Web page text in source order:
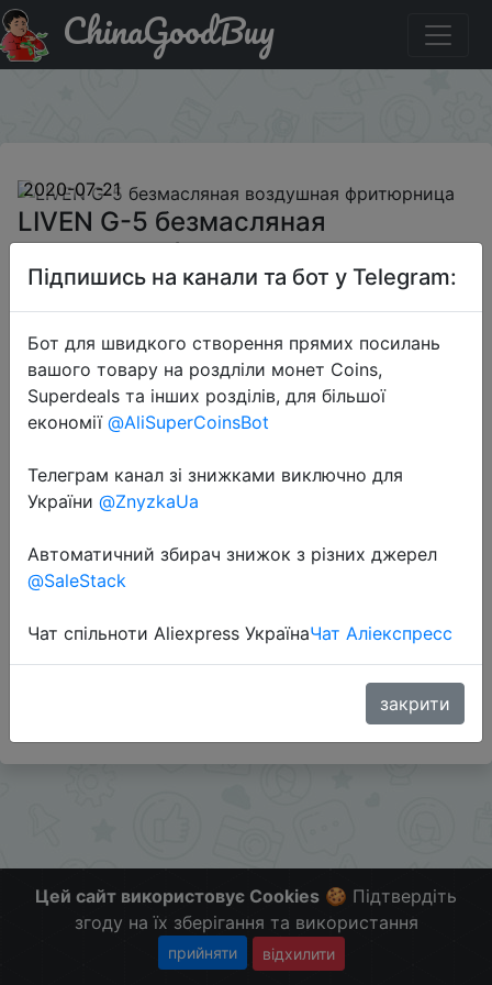
Придбати по знижці BGLENAG5 LIVEN G-5 безмасляная
воздушная фритюрница
ChinaGoodBuy
2020-07-21
LIVEN G-5 безмасляная
воздушная фритюрница
$115.99
Промокод:"BGLENAG5"
Слідкуйте за знижками на мобільному, в телеграм
Цей сайт використовує Cookies 🍪 Підтвердіть
згоду на їх зберігання та використання
прийняти відхилити
Підпишись на канали та бот у Telegram:
Бот для швидкого створення прямих посилань
вашого товару на роздліли монет Coins,
Superdeals та інших розділів, для більшої
економії @AliSuperCoinsBot
Телеграм канал зі знижками виключно для
України @ZnyzkaUa
Автоматичний збирач знижок з різних джерел
@SaleStack
Чат спільноти Aliexpress УкраїнаЧат Аліекспресс
закрити